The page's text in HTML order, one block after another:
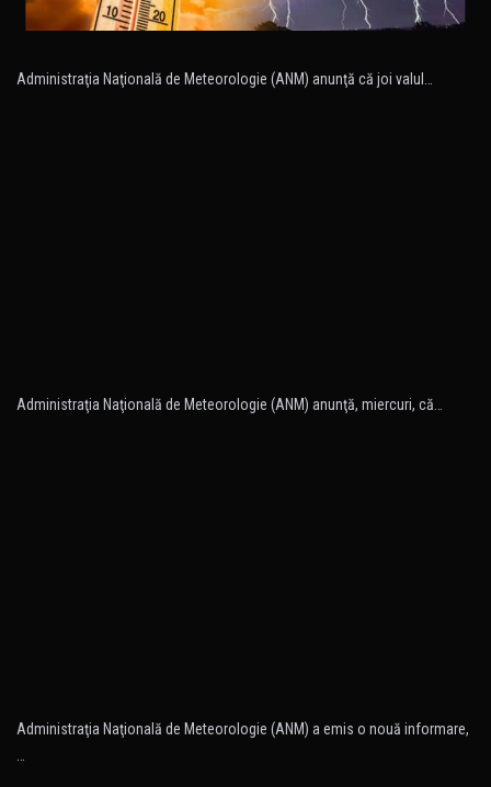
Administraţia Naţională de Meteorologie (ANM) anunţă că joi valul…
Administraţia Naţională de Meteorologie (ANM) anunţă, miercuri, că…
Administraţia Naţională de Meteorologie (ANM) a emis o nouă informare,
…